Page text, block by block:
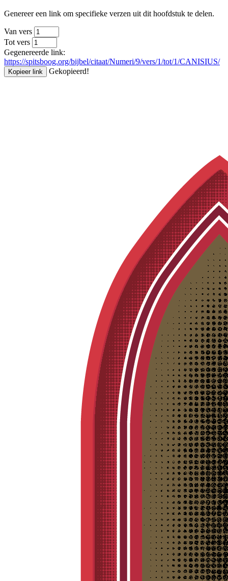
Genereer een link om specifieke verzen uit dit hoofdstuk te delen.
Van vers
Tot vers
Gegenereerde link:
https://spitsboog.org/bijbel/citaat/Numeri/9/vers/1/tot/1/CANISIUS/
Kopieer link Gekopieerd!